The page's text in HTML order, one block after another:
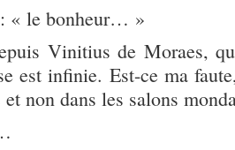
« le bonheur… »
Vinitius de Moraes,
est infinie. Est-ce ma
et non dans les salons